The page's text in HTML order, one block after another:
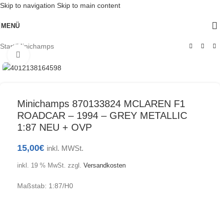
Skip to navigation Skip to main content
MENÜ
Start/Minichamps
Minichamps 870133824 MCLAREN F1
ROADCAR – 1994 – GREY METALLIC
1:87 NEU + OVP
15,00€ inkl. MWSt.
inkl. 19 % MwSt. zzgl. Versandkosten
Maßstab: 1:87/H0